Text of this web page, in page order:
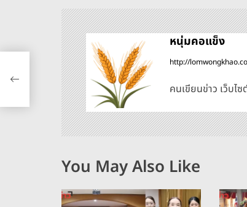
แ
น
ว
เ
รื่
อ
ง
หนุ่มคอแข็ง
http://
คนเขียนข่าว เว็บ
You May Also Like